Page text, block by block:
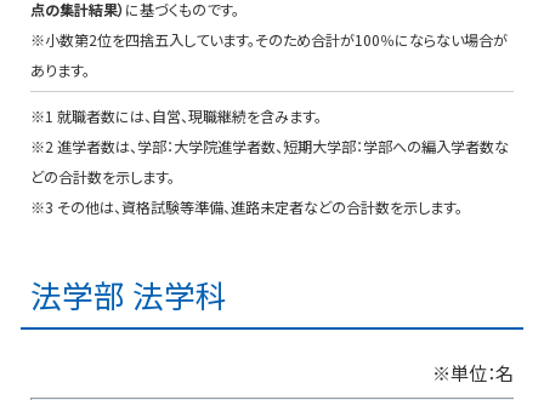
点の集計結果） に基づくものです。
※小数第2位を四捨五入しています。そのため合計が100％にならない場合が
あります。
※1 就職者数には、自営、現職継続を含みます。
※2 進学者数は、学部：大学院進学者数、短期大学部：学部への編入学者数な
どの合計数を示します。
※3 その他は、資格試験等準備、進路未定者などの合計数を示します。
法学部 法学科
※単位：名